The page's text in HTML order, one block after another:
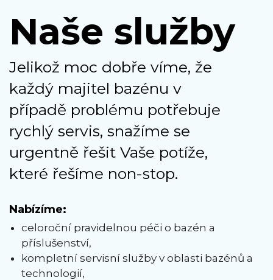
Naše služby
Jelikož moc dobře víme, že
každý majitel bazénu v
případě problému potřebuje
rychlý servis, snažíme se
urgentně řešit Vaše potíže,
které řešíme non-stop.
Nabízíme:
celoroční pravidelnou péči o bazén a
příslušenství,
kompletní servisní služby v oblasti bazénů a
technologií,